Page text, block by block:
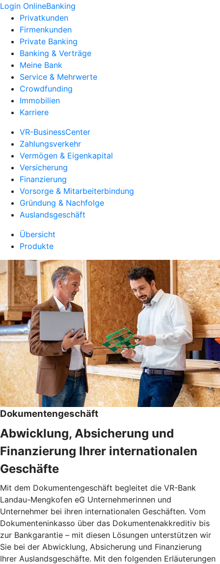
Login OnlineBanking
Privatkunden
Firmenkunden
Private Banking
Banking & Verträge
Meine Bank
Service & Mehrwerte
Crowdfunding
Immobilien
Karriere
VR-BusinessCenter
Zahlungsverkehr
Vermögen & Eigenkapital
Versicherung
Finanzierung
Vorsorge & Mitarbeiterbindung
Gründung & Nachfolge
Auslandsgeschäft
Übersicht
Produkte
Dokumentengeschäft
Abwicklung, Absicherung und
Finanzierung Ihrer internationalen
Geschäfte
Mit dem Dokumentengeschäft begleitet die VR-Bank
Landau-Mengkofen eG Unternehmerinnen und
Unternehmer bei ihren internationalen Geschäften. Vom
Dokumenteninkasso über das Dokumentenakkreditiv bis
zur Bankgarantie – mit diesen Lösungen unterstützen wir
Sie bei der Abwicklung, Absicherung und Finanzierung
Ihrer Auslandsgeschäfte. Mit den folgenden Erläuterungen